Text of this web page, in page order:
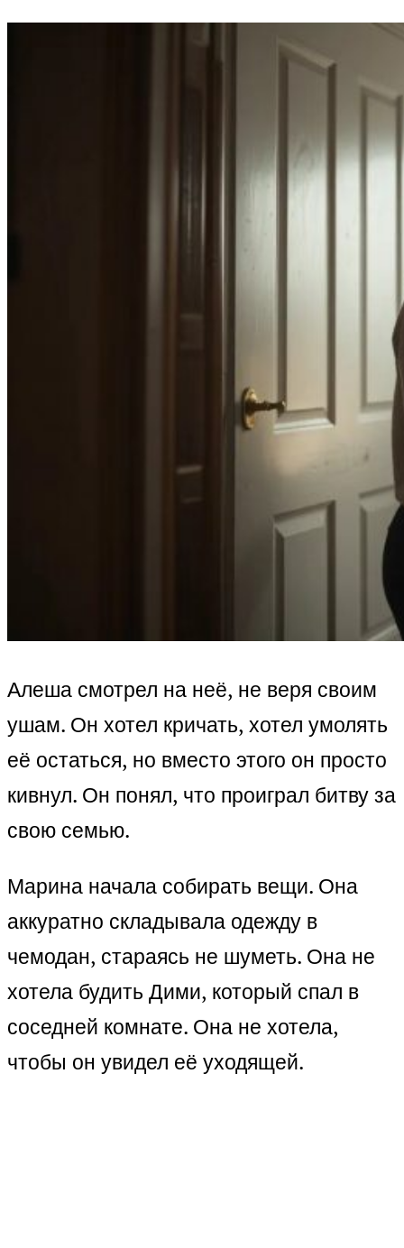
Алеша смотрел на неё, не веря своим
ушам. Он хотел кричать, хотел умолять
её остаться, но вместо этого он просто
кивнул. Он понял, что проиграл битву за
свою семью.
Марина начала собирать вещи. Она
аккуратно складывала одежду в
чемодан, стараясь не шуметь. Она не
хотела будить Дими, который спал в
соседней комнате. Она не хотела,
чтобы он увидел её уходящей.